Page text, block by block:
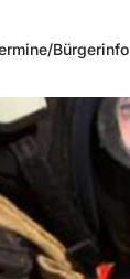
Bürgerinfo